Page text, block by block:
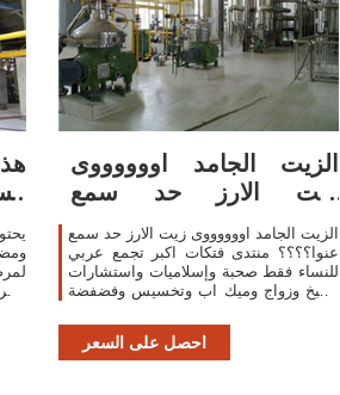
الزيت الجامد اووووووى
زيت الارز حد سمع
عنوا؟؟؟؟ - منتدى فتكات
الزيت الجامد اووووووى زيت الارز حد سمع
عنوا؟؟؟؟ منتدى فتكات اكبر تجمع عربي
للنساء فقط صحبة وإسلاميات واستشارات
وطبخ وزواج وميك اب وتخسيس وفضفضة
يهم المرأة
احصل على السعر